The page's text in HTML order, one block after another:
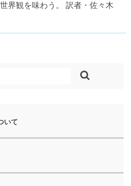
界観を味わう。 訳者・佐々木
いて